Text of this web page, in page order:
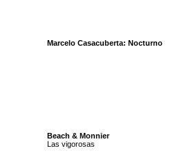
Marcelo Casacuberta: Nocturno
Beach & Monnier
Las vigorosas